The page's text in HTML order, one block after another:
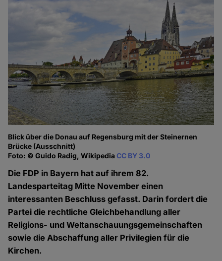
Blick über die Donau auf Regensburg mit der Steinernen
Brücke (Ausschnitt)
Foto: © Guido Radig, WikipediaCC BY 3.0
Die FDP in Bayern hat auf ihrem 82.
Landesparteitag Mitte November einen
interessanten Beschluss gefasst. Darin fordert die
Partei die rechtliche Gleichbehandlung aller
Religions- und Weltanschauungsgemeinschaften
sowie die Abschaffung aller Privilegien für die
Kirchen.